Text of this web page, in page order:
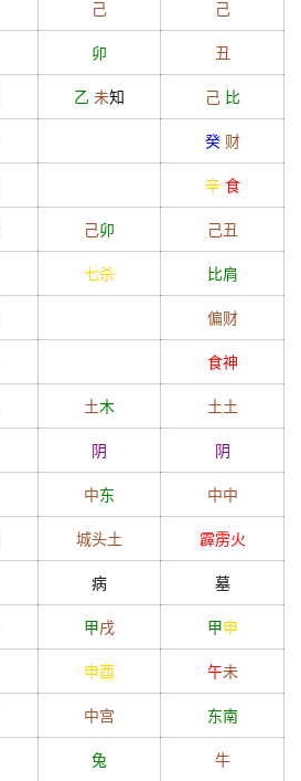
己 己
卯 丑
乙 未知 己 比
癸 财
辛 食
己卯 己丑
七杀 比肩
偏财
食神
土木 土土
阴 阴
中东 中中
城头土 霹雳火
病 墓
甲戌 甲申
申酉 午未
中宫 东南
兔 牛